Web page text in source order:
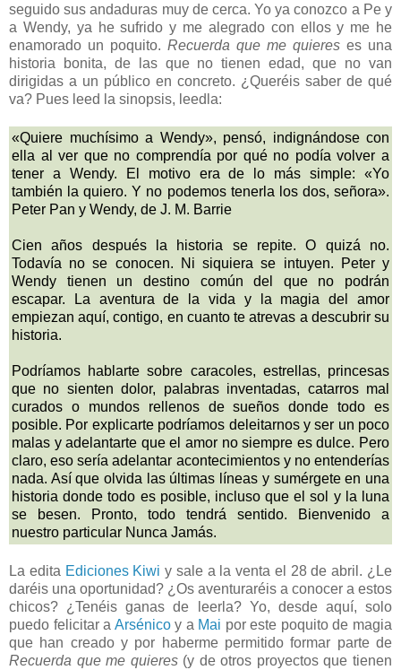
seguido sus andaduras muy de cerca. Yo ya conozco a Pe y
a Wendy, ya he sufrido y me alegrado con ellos y me he
enamorado un poquito. Recuerda que me quieres es una
historia bonita, de las que no tienen edad, que no van
dirigidas a un público en concreto. ¿Queréis saber de qué
va? Pues leed la sinopsis, leedla:
«Quiere muchísimo a Wendy», pensó, indignándose con
ella al ver que no comprendía por qué no podía volver a
tener a Wendy. El motivo era de lo más simple: «Yo
también la quiero. Y no podemos tenerla los dos, señora».
Peter Pan y Wendy, de J. M. Barrie
Cien años después la historia se repite. O quizá no.
Todavía no se conocen. Ni siquiera se intuyen. Peter y
Wendy tienen un destino común del que no podrán
escapar. La aventura de la vida y la magia del amor
empiezan aquí, contigo, en cuanto te atrevas a descubrir su
historia.
Podríamos hablarte sobre caracoles, estrellas, princesas
que no sienten dolor, palabras inventadas, catarros mal
curados o mundos rellenos de sueños donde todo es
posible. Por explicarte podríamos deleitarnos y ser un poco
malas y adelantarte que el amor no siempre es dulce. Pero
claro, eso sería adelantar acontecimientos y no entenderías
nada. Así que olvida las últimas líneas y sumérgete en una
historia donde todo es posible, incluso que el sol y la luna
se besen. Pronto, todo tendrá sentido. Bienvenido a
nuestro particular Nunca Jamás.
La edita Ediciones Kiwi y sale a la venta el 28 de abril. ¿Le
daréis una oportunidad? ¿Os aventuraréis a conocer a estos
chicos? ¿Tenéis ganas de leerla? Yo, desde aquí, solo
puedo felicitar a Arsénicoy a Mai por este poquito de magia
que han creado y por haberme permitido formar parte de
Recuerda que me quieres(y de otros proyectos que tienen